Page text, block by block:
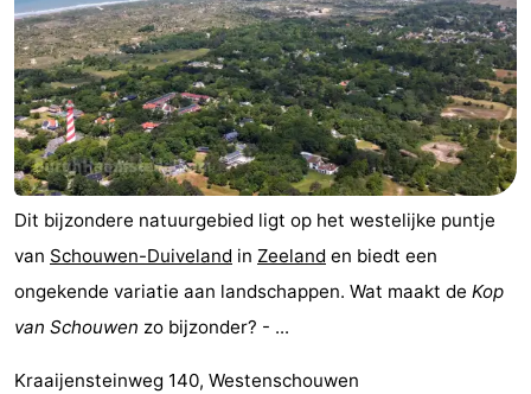
Dit bijzondere natuurgebied ligt op het westelijke puntje
van Schouwen-Duiveland in Zeeland en biedt een
ongekende variatie aan landschappen. Wat maakt de Kop
van Schouwen zo bijzonder? - ...
Kraaijensteinweg 140, Westenschouwen